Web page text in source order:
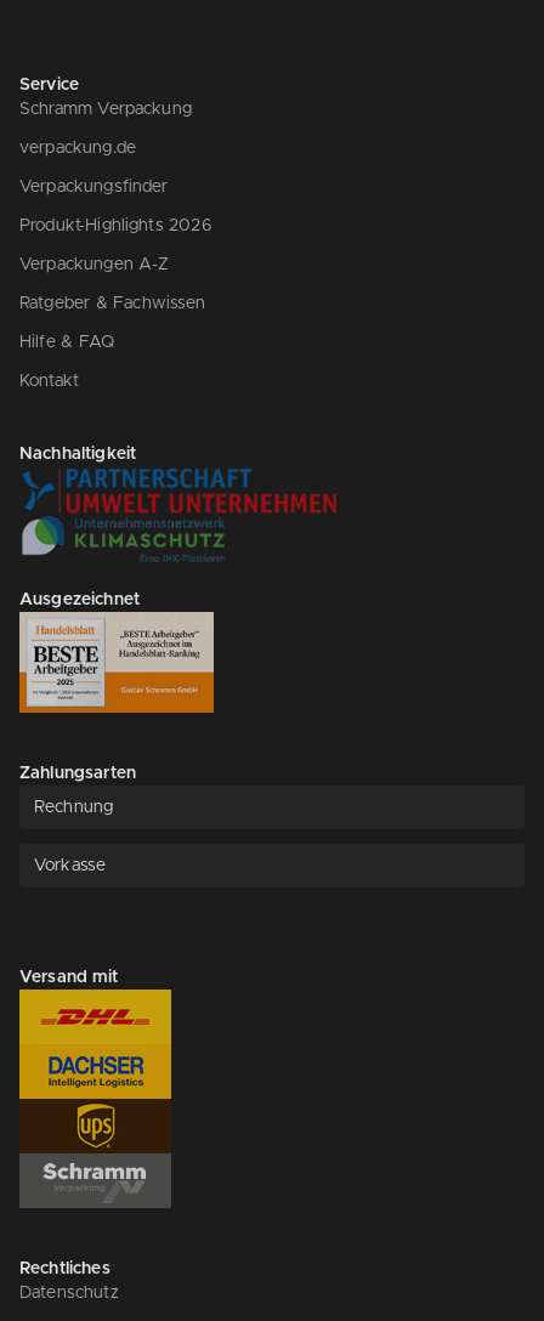
Service
Schramm Verpackung
verpackung.de
Verpackungsfinder
Produkt-Highlights 2026
Verpackungen A-Z
Ratgeber & Fachwissen
Hilfe & FAQ
Kontakt
Nachhaltigkeit
Ausgezeichnet
Zahlungsarten
Rechnung
Vorkasse
Versand mit
Rechtliches
Datenschutz